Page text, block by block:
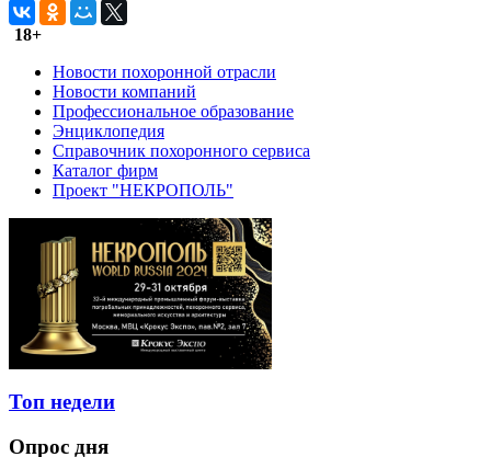
18+
Новости похоронной отрасли
Новости компаний
Профессиональное образование
Энциклопедия
Справочник похоронного сервиса
Каталог фирм
Проект "НЕКРОПОЛЬ"
Топ недели
Опрос дня